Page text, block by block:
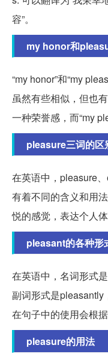
容”。
my honor和
“my honor”和“my
虽然有些相似，但也
一种荣誉感，而“my
pleasure三词的区
在英语中，pleasure
有着不同的含义和用
悦的感觉，表达个人
pleasant的各种形
在英语中，名词形式
副词形式是pleasantly
在句子中的使用会根据
pleasure的用法